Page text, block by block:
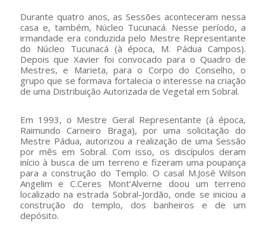
Durante quatro anos, as Sessões aconteceram nessa
casa e, também, Núcleo Tucunacá. Nesse período, a
irmandade era conduzida pelo Mestre Representante
do Núcleo Tucunacá (à época, M. Pádua Campos).
Depois que Xavier foi convocado para o Quadro de
Mestres, e Marieta, para o Corpo do Conselho, o
grupo que se formava fortalecia o interesse na criação
de uma Distribuição Autorizada de Vegetal em Sobral.
Em 1993, o Mestre Geral Representante (à época,
Raimundo Carneiro Braga), por uma solicitação do
Mestre Pádua, autorizou a realização de uma Sessão
por mês em Sobral. Com isso, os discípulos deram
início à busca de um terreno e fizeram uma poupança
para a construção do Templo. O casal M.José Wilson
Angelim e C.Ceres Mont’Alverne doou um terreno
localizado na estrada Sobral-Jordão, onde se iniciou a
construção do templo, dos banheiros e de um
depósito.